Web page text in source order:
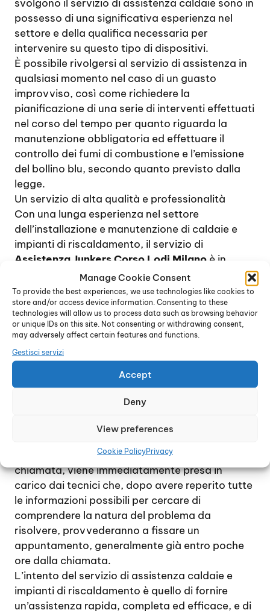
Manage Cookie Consent
To provide the best experiences, we use technologies like cookies to
store and/or access device information. Consenting to these
technologies will allow us to process data such as browsing behavior
or unique IDs on this site. Not consenting or withdrawing consent,
may adversely affect certain features and functions.
Gestisci servizi
Accept
Deny
View preferences
Cookie PolicyPrivacy
svolgono il servizio di assistenza caldaie sono in
possesso di una significativa esperienza nel
settore e della qualifica necessaria per
intervenire su questo tipo di dispositivi.
È possibile rivolgersi al servizio di assistenza in
qualsiasi momento nel caso di un guasto
improvviso, così come richiedere la
pianificazione di una serie di interventi effettuati
nel corso del tempo per quanto riguarda la
manutenzione obbligatoria ed effettuare il
controllo dei fumi di combustione e l’emissione
del bollino blu, secondo quanto previsto dalla
legge.
Un servizio di alta qualità e professionalità
Con una lunga esperienza nel settore
dell’installazione e manutenzione di caldaie e
impianti di riscaldamento, il servizio di
Assistenza Junkers Corso Lodi Milano è in
grado di affrontare qualsiasi problema nel
contesto della manutenzione delle caldaie a gas
di qualsiasi modello. La presenza di un
magazzino di ricambi originali permette ai
tecnici di provvedere rapidamente a risolvere
guasti e problemi di funzionamento di qualsiasi
tipo, dai più semplici ai più complessi.
Ogni intervento viene effettuato con la massima
al cliente la possibilità di ripristinare il corretto
funzionamento dell’impianto di riscaldamento e
Nel momento il centro di assistenza riceve una
chiamata, viene immediatamente presa in
carico dai tecnici che, dopo avere reperito tutte
le informazioni possibili per cercare di
comprendere la natura del problema da
risolvere, provvederanno a fissare un
appuntamento, generalmente già entro poche
ore dalla chiamata.
L’intento del servizio di assistenza caldaie e
impianti di riscaldamento è quello di fornire
un’assistenza rapida, completa ed efficace, e di